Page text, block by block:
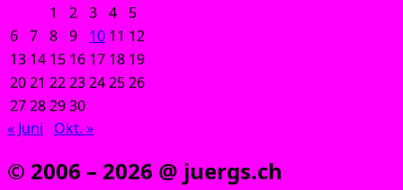
1
2 3 4
5
6 7 8 9 10 11 12
13 14 15 16 17 18 19
2021 2223242526
27282930
« Juni
Okt. »
© 2006 – 2026 @ juergs.ch